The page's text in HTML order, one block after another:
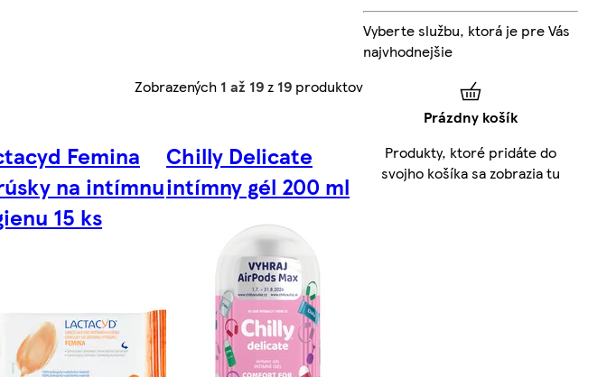
Zobrazených 1 až 19z 19 produktov
Femina
na intímnu
15 ks
Chilly Delicate
intímny gél 200 ml
Vyberte službu, ktorá je pre Vás
najvhodnejšie
Prázdny košík
Produkty, ktoré pridáte do
svojho košíka sa zobrazia tu